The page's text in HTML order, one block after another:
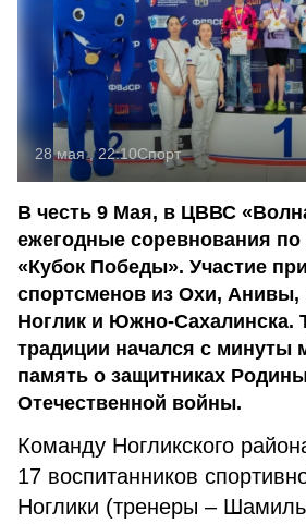
28 мая , 22:10Спорт
В честь 9 Мая, в ЦВВС
ежегодные соревнования
«Кубок Победы». Участие
спортсменов из Охи, Анивы,
Ноглик и Южно-Сахалинска.
традиции начался с минуты
память о защитниках
Отечественной войны.
Команду Ногликского
17 воспитанников
Ноглики (тренеры –